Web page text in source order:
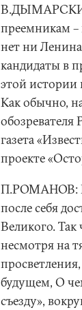
преемникам –
нет ни
кандидаты в
этой истории
Как обычно,
газета
проекте
П.РОМАНОВ:
после себя
Великого. Так
несмотря на
будущем, О
съезду»,